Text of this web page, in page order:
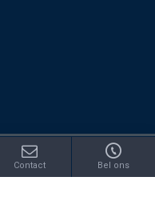
door OnlineBouwers
Contact Bel ons